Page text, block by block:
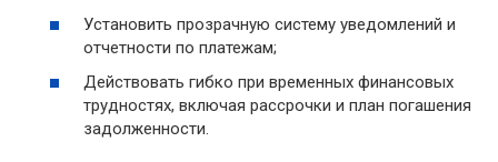
Установить прозрачную систему уведомлений и
отчетности по платежам;
Действовать гибко при временных финансовых
трудностях, включая рассрочки и план погашения
задолженности.